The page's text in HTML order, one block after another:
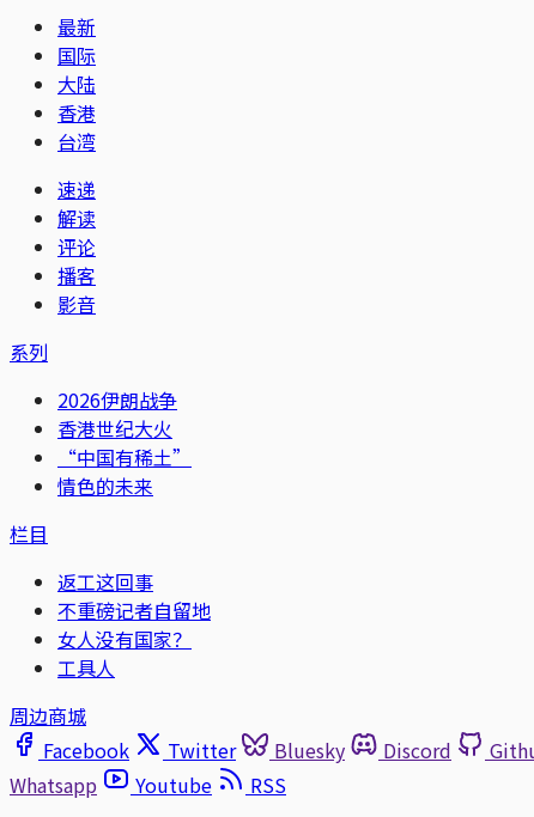
最新
国际
大陆
香港
台湾
速递
解读
评论
播客
影音
系列
2026伊朗战争
香港世纪大火
“中国有稀土”
情色的未来
栏目
返工这回事
不重磅记者自留地
女人没有国家？
工具人
周边商城
Facebook
Twitter Bluesky Discord
Whatsapp
Youtube
RSS